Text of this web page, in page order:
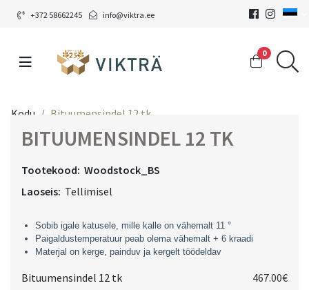
+372 58662245 info@viktra.ee
0
Kodu Bituumensindel 12 tk
BITUUMENSINDEL 12 TK
Tootekood: Woodstock_BS
Laoseis: Tellimisel
Sobib igale katusele, mille kalle on vähemalt 11 °
Paigaldustemperatuur peab olema vähemalt + 6 kraadi
Materjal on kerge, painduv ja kergelt töödeldav
Bituumensindel 12 tk 467.00€